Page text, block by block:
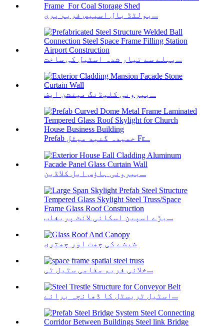
بولٹڈ بال اسپیس فریم پری...
پہلے سے تیار شدہ اسٹیل کی ساخت...
بیرونی کلیڈنگ مینشن ایف...
Prefab خمیدہ گنبد میٹل Fr...
بیرونی ہاؤس ایل کلاڈین...
بڑے اسپین اسکائی لائٹ پریفاب...
شیشے کی چھت اور چھتری
خلائی فریم مقامی سٹیل ٹی...
اسٹیل ٹریسٹل کا ڈھانچہ برائے...